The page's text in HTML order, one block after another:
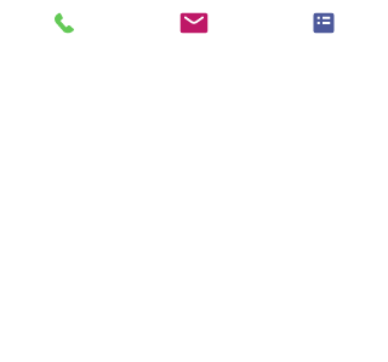
durée souhaitée de la vidéo, le